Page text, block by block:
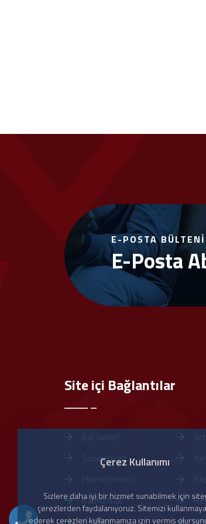
E-POSTA
E-Posta
Site içi Bağlantılar
Biz kimiz?
Şubelerimiz
Hizmetlerimiz
Kadromuz
Katalog
Çerez Kullanımı
Sizlere daha iyi bir hizmet sunabilmek için
çerezlerden faydalanıyoruz. Sitemizi
ederek çerezleri kullanmamıza izin vermiş